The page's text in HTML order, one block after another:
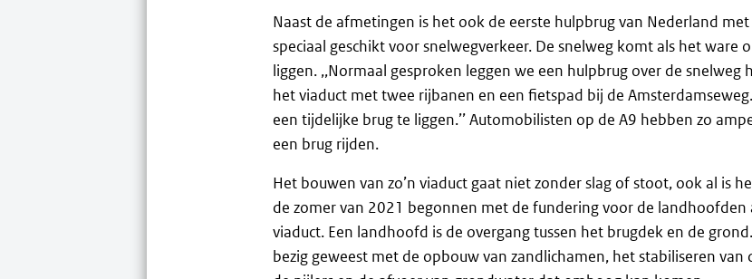
Naast de afmetingen is het ook de eerste hulpbrug van Nederland
speciaal geschikt voor snelwegverkeer. De snelweg komt als het ware
liggen. ,,Normaal gesproken leggen we een hulpbrug over de snelweg
het viaduct met twee rijbanen en een fietspad bij de
een tijdelijke brug te liggen.’’ Automobilisten op de A9 hebben zo
een brug rijden.
Het bouwen van zo’n viaduct gaat niet zonder slag of stoot, ook al is
de zomer van 2021 begonnen met de fundering voor de
viaduct. Een landhoofd is de overgang tussen het brugdek en de
bezig geweest met de opbouw van zandlichamen, het stabiliseren van